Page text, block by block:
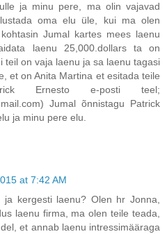
ja minu pere, ma olin vajavad
oma elu üle, kui ma olen
Jumal kartes mees laenu
laenu 25,000.dollars ta on
teil on vaja laenu ja sa laenu tagasi
et on Anita Martina et esitada teile
Ernesto e-posti teel;
Jumal õnnistagu Patrick
ja minu pere elu.
at 7:42 AM
kergesti laenu? Olen hr Jonna,
laenu firma, ma olen teile teada,
et annab laenu intressimääraga